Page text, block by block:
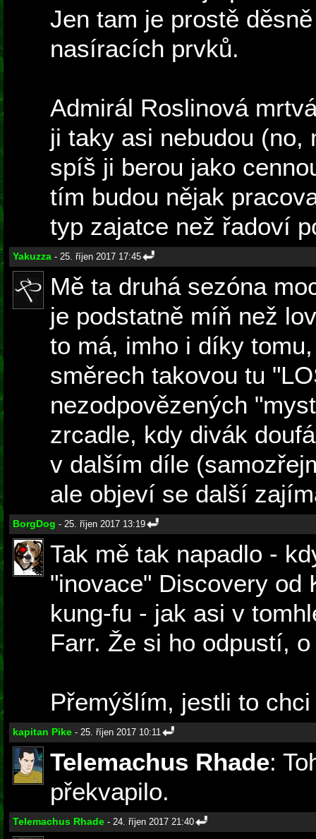
Jen tam je prostě
nasíracích prvků.
Admirál Roslinová
ji taky asi nebudou (no,
spíš ji berou jako
tím budou nějak
typ zajatce než řadoví
Yakuzza - 25. říjen 2017 17:45
Mě ta druhá sezóna
je podstatně míň než
to má, imho i díky
směrech takovou tu
nezodpovězených
zrcadle, kdy divák
v dalším díle
ale objeví se další
BorgDog - 25. říjen 2017 13:19
Tak mě tak napadlo -
"inovace" Discovery od
kung-fu - jak asi v
Farr. Že si ho odpustí,
Přemýšlím, jestli to
kapitan Pike - 25. říjen 2017 10:11
Telemachus Rhade:
překvapilo.
Telemachus Rhade - 24. říjen 2017 21:40